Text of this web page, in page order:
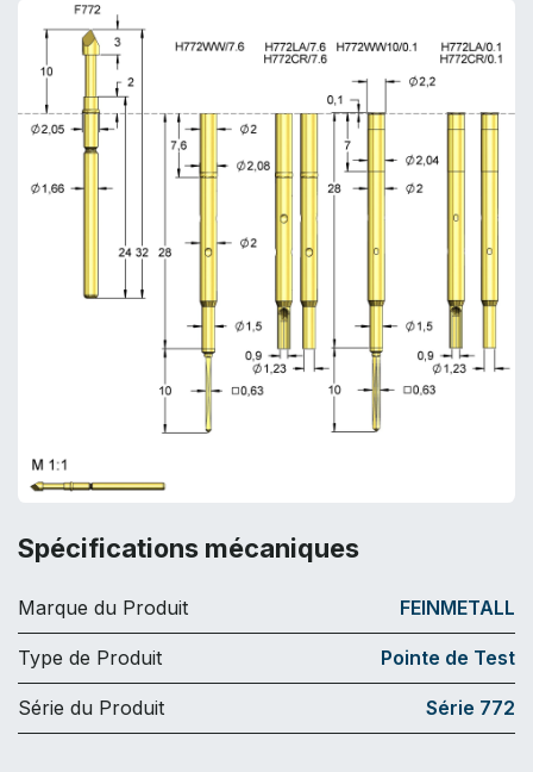
Spécifications mécaniques
Marque du Produit FEINMETALL
Type de Produit Pointe de Test
Série du Produit Série 772